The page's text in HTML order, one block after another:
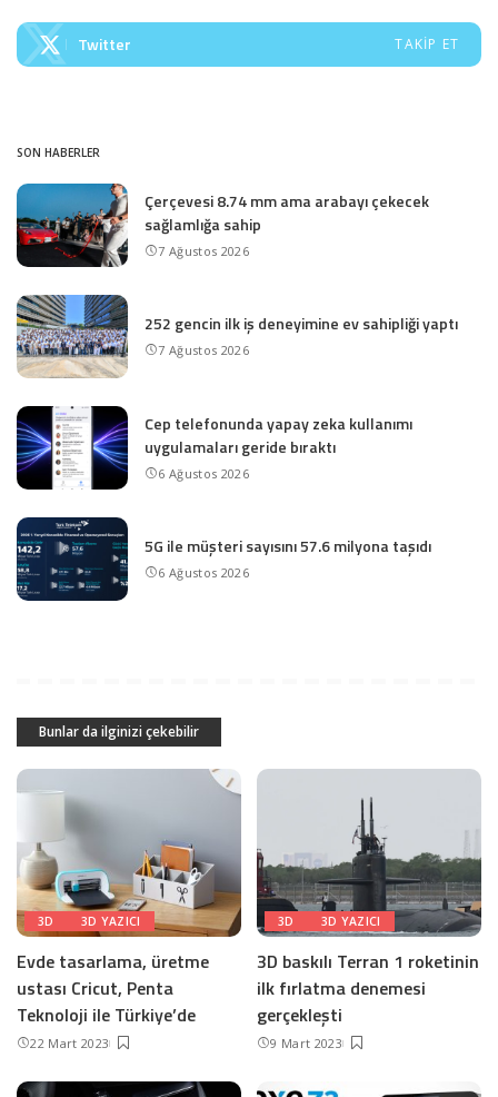
Twitter TAKIP ET
SON HABERLER
Çerçevesi 8.74 mm ama arabayı çekecek
sağlamlığa sahip
7 Ağustos 2026
252 gencin ilk iş deneyimine ev sahipliği yaptı
7 Ağustos 2026
Cep telefonunda yapay zeka kullanımı
uygulamaları geride bıraktı
6 Ağustos 2026
5G ile müşteri sayısını 57.6 milyona taşıdı
6 Ağustos 2026
Bunlar da ilginizi çekebilir
3D 3D YAZICI
Evde tasarlama, üretme
ustası Cricut, Penta
Teknoloji ile Türkiye’de
22 Mart 2023
3D 3D YAZICI
3D baskılı Terran 1 roketinin
ilk fırlatma denemesi
gerçekleşti
9 Mart 2023